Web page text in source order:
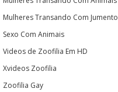
Mulheres Transando Com Jumento
Sexo Com Animais
Videos de Zoofilia Em HD
Xvideos Zoofilia
Zoofilia Gay